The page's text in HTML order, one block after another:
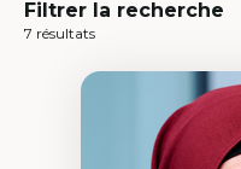
Filtrer la recherche
7 résultats